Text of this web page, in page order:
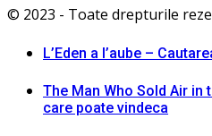
© 2023 - Toate drepturile
L’Eden a I’aube –
The Man Who Sold Air in
care poate vindeca